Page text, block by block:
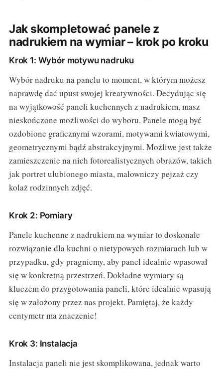
Jak skompletować panele z
nadrukiem na wymiar – krok po kroku
Krok 1: Wybór motywu nadruku
Wybór nadruku na panelu to moment, w którym możesz
naprawdę dać upust swojej kreatywności. Decydując się
na wyjątkowość paneli kuchennych z nadrukiem, masz
nieskończone możliwości do wyboru. Panele mogą być
ozdobione graficznymi wzorami, motywami kwiatowymi,
geometrycznymi bądź abstrakcyjnymi. Możliwe jest także
zamieszczenie na nich fotorealistycznych obrazów, takich
jak portret ulubionego miasta, malowniczy pejzaż czy
kolaż rodzinnych zdjęć.
Krok 2: Pomiary
Panele kuchenne z nadrukiem na wymiar to doskonałe
rozwiązanie dla kuchni o nietypowych rozmiarach lub w
przypadku, gdy pragniemy, aby panel idealnie wpasował
się w konkretną przestrzeń. Dokładne wymiary są
kluczem do przygotowania paneli, które idealnie wpasują
się w założony przez nas projekt. Pamiętaj, że każdy
centymetr ma znaczenie!
Krok 3: Instalacja
Instalacja paneli nie jest skomplikowana, jednak warto